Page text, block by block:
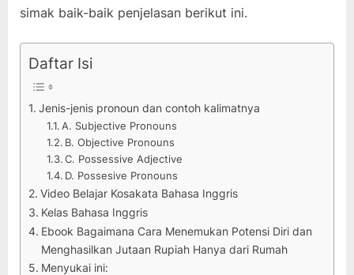
simak baik-baik penjelasan berikut ini.
Daftar Isi
Jenis-jenis pronoun dan contoh kalimatnya
A. Subjective Pronouns
B. Objective Pronouns
C. Possessive Adjective
D. Possesive Pronouns
Video Belajar Kosakata Bahasa Inggris
Kelas Bahasa Inggris
Ebook Bagaimana Cara Menemukan Potensi Diri dan
Menghasilkan Jutaan Rupiah Hanya dari Rumah
Menyukai ini: